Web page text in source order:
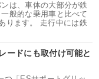
は、車体の大部分が鉄
般的な乗用車と比べて
ります。 走行中には鉄
ードにも取付け可能と